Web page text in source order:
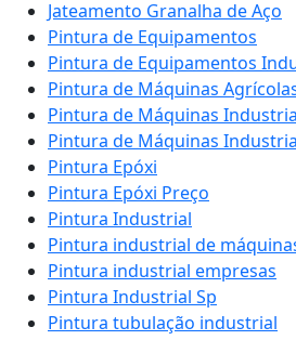
Jateamento Granalha de Aço
Pintura de Equipamentos
Pintura de Equipamentos
Pintura de Máquinas
Pintura de Máquinas
Pintura de Máquinas
Pintura Epóxi
Pintura Epóxi Preço
Pintura Industrial
Pintura industrial de
Pintura industrial empresas
Pintura Industrial Sp
Pintura tubulação industrial